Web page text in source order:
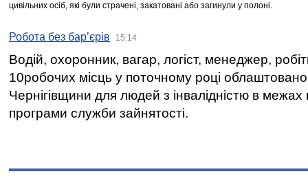
цивільних осіб, які були страчені, закатовані або загинули у полоні.
Робота без бар’єрів 15:14
Водій, охоронник, вагар, логіст, менеджер,
10робочих місць у поточному році
Чернігівщини для людей з інвалідністю в межах
програми служби зайнятості.